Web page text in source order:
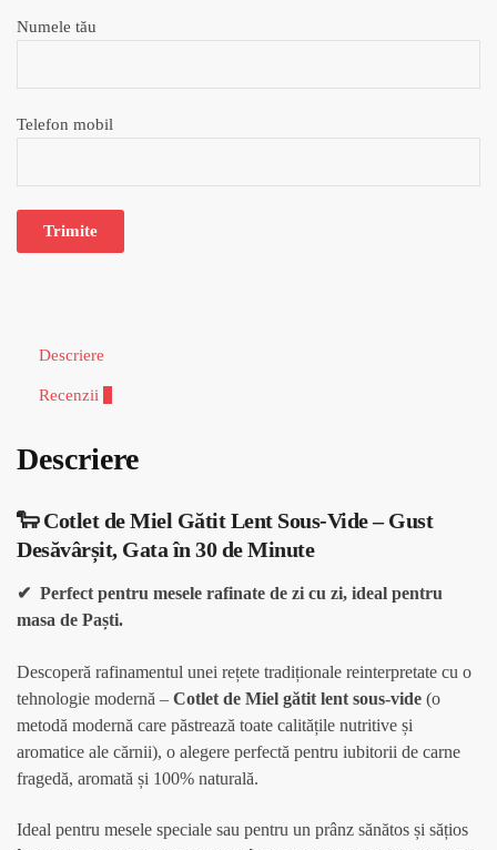
Numele tău
Telefon mobil
Descriere
Recenzii
Descriere
🐑 Cotlet de Miel Gătit Lent Sous-Vide – Gust
Desăvârșit, Gata în 30 de Minute
✔ Perfect pentru mesele rafinate de zi cu zi, ideal pentru
masa de Paști.
Descoperă rafinamentul unei rețete tradiționale reinterpretate cu o
tehnologie modernă – Cotlet de Miel gătit lent sous-vide (o
metodă modernă care păstrează toate calitățile nutritive și
aromatice ale cărnii), o alegere perfectă pentru iubitorii de carne
fragedă, aromată și 100% naturală.
Ideal pentru mesele speciale sau pentru un prânz sănătos și sățios